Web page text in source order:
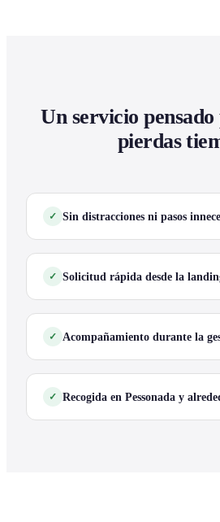
Un servicio
pierdas
Sin distracciones ni pasos
Solicitud rápida desde la
Acompañamiento durante la
Recogida en Pessonada y